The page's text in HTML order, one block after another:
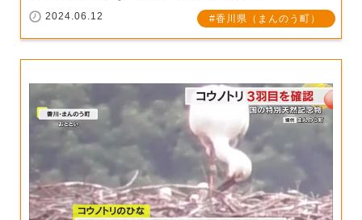
2024.06.12 香川県（まんのう町）